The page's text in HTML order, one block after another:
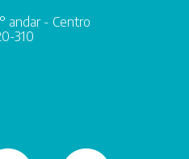
andar - Centro
310